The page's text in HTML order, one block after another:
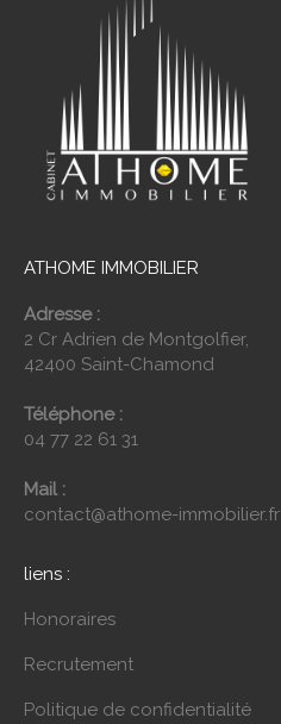
ATHOME IMMOBILIER
Adresse :
2 Cr Adrien de Montgolfier,
42400 Saint-Chamond
Téléphone :
04 77 22 61 31
Mail :
contact@athome-immobilier.fr
liens :
Honoraires
Recrutement
Politique de confidentialité